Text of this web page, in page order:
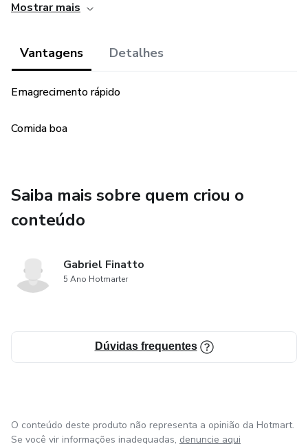
objetivos de perda de peso de forma
sustentável.
Sabemos que emagrecer pode parecer uma tarefa
Nossas receitas foram elaboradas não apenas para ajudá-
lo(a) a perder peso, mas também para proporcionar uma
Mostrar mais
Vantagens Detalhes
Emagrecimento rápido
Comida boa
Saiba mais sobre quem criou o
conteúdo
Gabriel Finatto
5 Ano Hotmarter
Dúvidas frequentes
O conteúdo deste produto não representa a opinião da Hotmart.
Se você vir informações inadequadas, denuncie aqui